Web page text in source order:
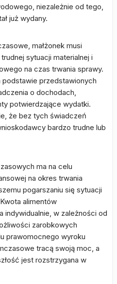
niezależnie od tego,
już wydany.
małżonek musi
sytuacji materialnej i
na czas trwania sprawy.
podstawie przedstawionych
o dochodach,
potwierdzające wydatki.
że bez tych świadczeń
bardzo trudne lub
ma na celu
na okres trwania
pogarszaniu się sytuacji
alimentów
indywidualnie, w zależności od
zarobkowych
prawomocnego wyroku
tracą swoją moc, a
jest rozstrzygana w